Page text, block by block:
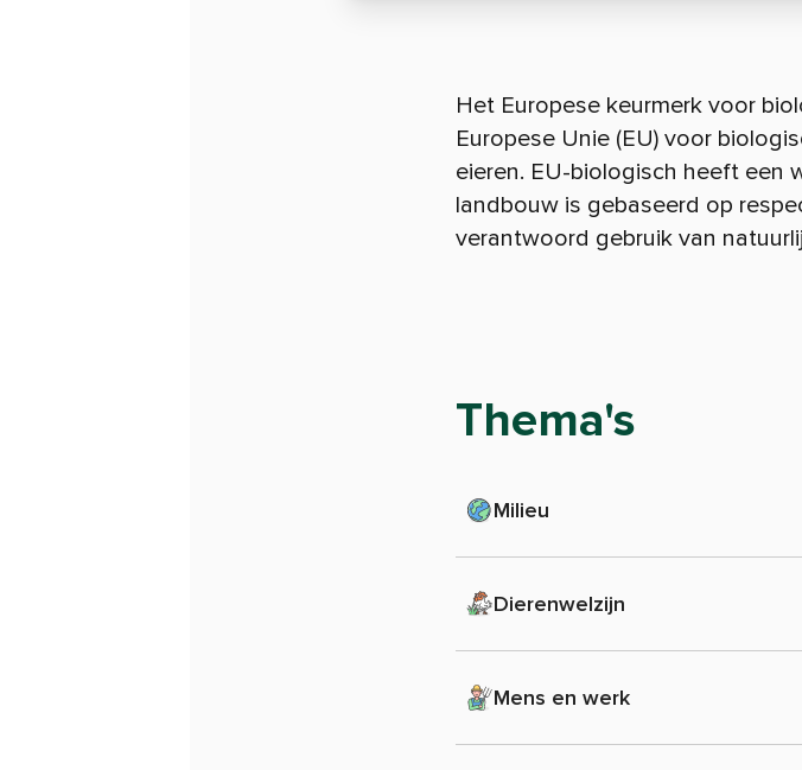
Het Europese keurmerk voor
Europese Unie (EU) voor
eieren. EU-biologisch heeft een
landbouw is gebaseerd op
verantwoord gebruik van
Thema's
Milieu
Dierenwelzijn
Mens en werk